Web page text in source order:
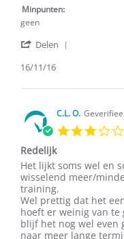
Brood
Minpunten:
geen
Delen
A.j.j.
on
16
Nov
16/11/16
C.L. O.
Redelijk
Review
by
C.L.
O.
on
10
Jul
review
stating
Redelijk
Het lijkt soms wel en
wisselend meer/
training.
Wel prettig dat het
hoeft er weinig van te
blijf het nog wel even
naar meer lange